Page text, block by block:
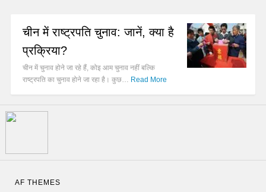
चीन में राष्ट्रपति चुनाव: जानें, क्या है
प्रक्रिया?
चीन में चुनाव होने जा रहे हैं, कोइ आम चुनाव नहीं बल्कि
राष्ट्रपति का चुनाव होने जा रहा है। कुछ… Read More
AF THEMES